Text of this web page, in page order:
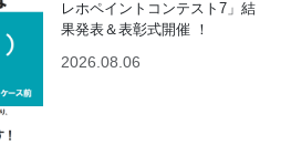
レホペイントコンテスト7」結
果発表＆表彰式開催 ！
2026.08.06